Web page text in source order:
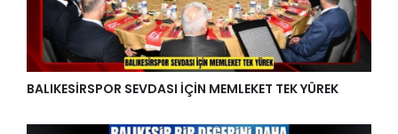
BALIKESİRSPOR SEVDASI İÇİN MEMLEKET TEK YÜREK